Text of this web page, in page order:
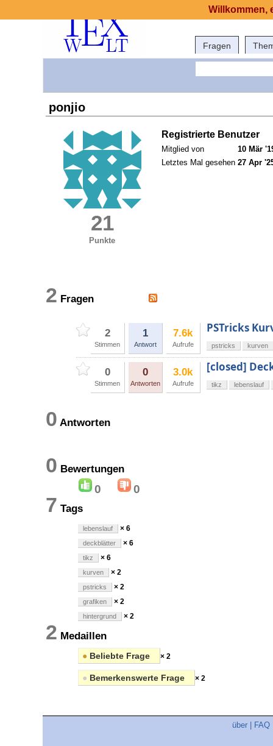
Fragen
ponjio
21
Punkte
Registrierte Benutzer
Mitglied von
10 Mär
Letztes Mal gesehen 27 Apr
2 Fragen
2
Stimmen
1
Antwort
7.6k
Aufrufe
PSTricks
pstricks kurven
0
Stimmen
0
Antworten
3.0k
Aufrufe
[closed]
tikz lebenslauf
0 Antworten
0 Bewertungen
0 0
7 Tags
lebenslauf × 6
deckblätter × 6
tikz × 6
kurven × 2
pstricks × 2
grafiken × 2
hintergrund × 2
2 Medaillen
● Beliebte Frage × 2
● Bemerkenswerte Frage × 2
über FAQ
Willkommen,